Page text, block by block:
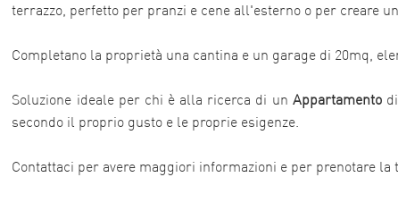
terrazzo, perfetto per pranzi e cene all'esterno o per creare
Completano la proprietà una cantina e un garage di 20mq,
Soluzione ideale per chi è alla ricerca di un Appartamentodi
secondo il proprio gusto e le proprie esigenze.
Contattaci per avere maggiori informazioni e per prenotare la